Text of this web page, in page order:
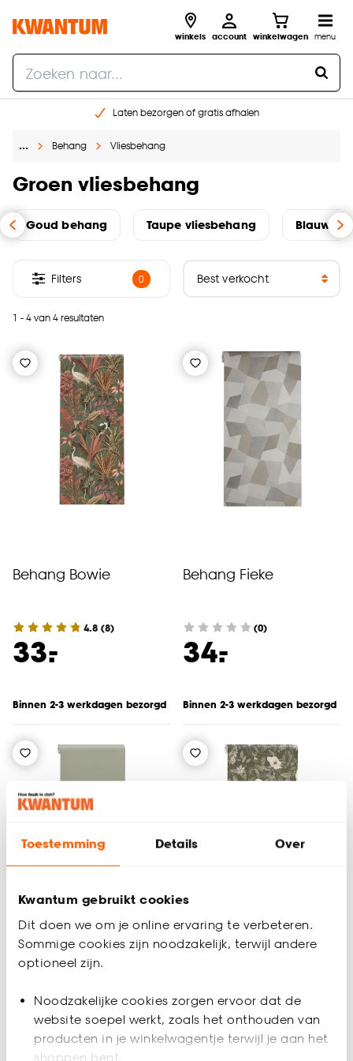
Toestemming Details Over
Kwantum gebruikt cookies
Dit doen we om je online ervaring te verbeteren.
Sommige cookies zijn noodzakelijk, terwijl andere
optioneel zijn.
Noodzakelijke cookies zorgen ervoor dat de
website soepel werkt, zoals het onthouden van
producten in je winkelwagentje terwijl je aan het
shoppen bent.
winkels account winkelwagen menu
Laten bezorgen of gratis afhalen
Gratis raam advies en opmeten aan huis
… Behang Vliesbehang
Groen vliesbehang
Goud behang Taupe vliesbehang Blauw
1 - 4 van 4 resultaten
Filters 0
Behang Bowie
4.8 (8)
33.
-
Binnen 2-3 werkdagen bezorgd
Behang Fieke
(0)
34.
-
Binnen 2-3 werkdagen bezorgd
Behang Alex Groen
4.7(3)
33.
-
5( 6)
33.-